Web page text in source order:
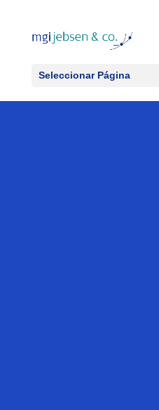
Seleccionar Página